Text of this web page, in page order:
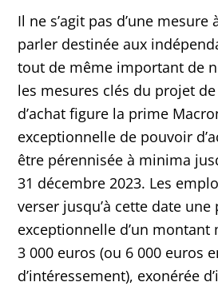
Il ne s’agit pas d’une
parler destinée aux
tout de même important de
les mesures clés du projet
d’achat figure la prime
exceptionnelle de pouvoir
être pérennisée à minima
31 décembre 2023. Les
verser jusqu’à cette date une
exceptionnelle d’un montant
3 000 euros (ou 6 000 euros
d’intéressement), exonérée